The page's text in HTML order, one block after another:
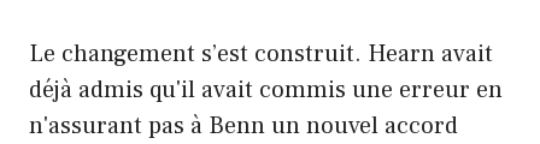
Le changement s’est construit. Hearn avait
déjà admis qu'il avait commis une erreur en
n'assurant pas à Benn un nouvel accord